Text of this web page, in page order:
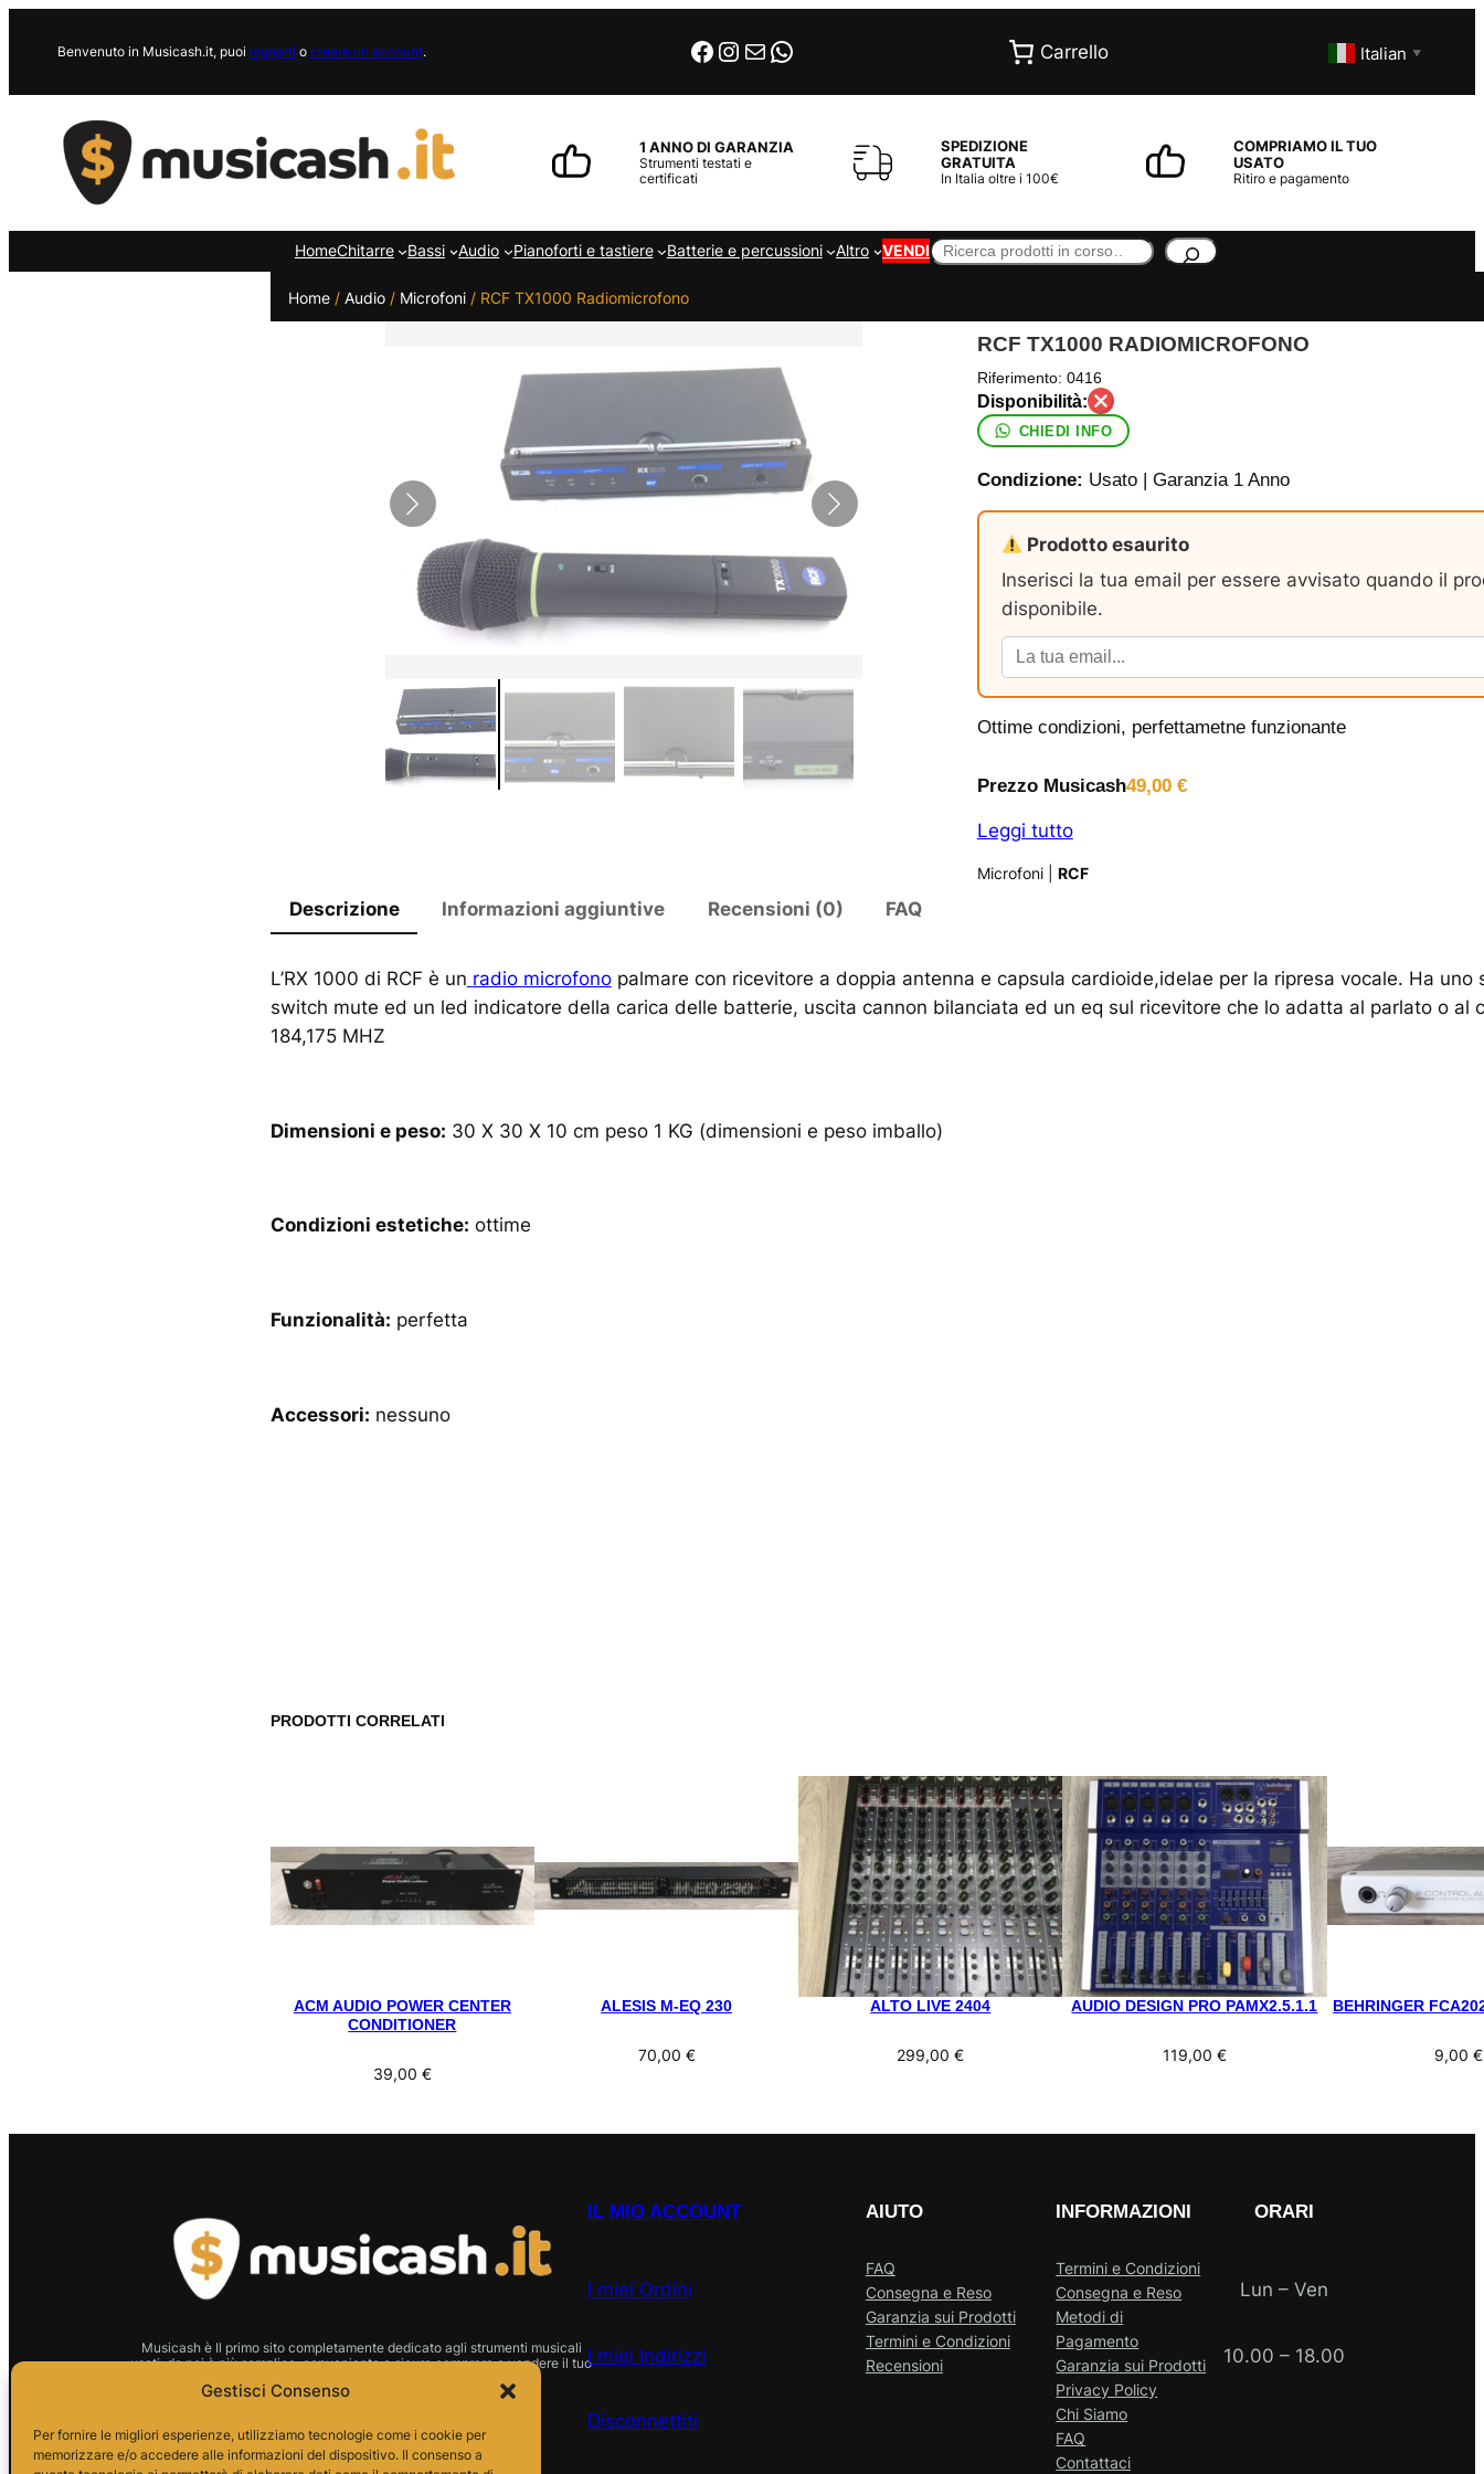
Gestisci Consenso
Per fornire le migliori esperienze, utilizziamo tecnologie come i cookie per
memorizzare e/o accedere alle informazioni del dispositivo. Il consenso a
Benvenuto in Musicash.it, puoi loggarti o creare un account. Facebook
Instagram
EmailWhatsApp Carrello Italian ▼
1 ANNO DI GARANZIA
Strumenti testati e
certificati
SPEDIZIONE
GRATUITA
In Italia oltre i 100€
COMPRIAMO IL TUO
USATO
Ritiro e pagamento
HomeChitarre Bassi Audio Pianoforti e tastiere Batterie e percussioni Altro VENDICerca
Home/ Audio/ Microfoni/ RCF TX1000 Radiomicrofono
RCF TX1000 RADIOMICROFONO
Riferimento: 0416
CHIEDI INFO
Condizione: Usato | Garanzia 1 Anno
Prodotto esaurito
Inserisci la tua email per essere avvisato quando il
disponibile.
Ottime condizioni, perfettametne funzionante
Prezzo Musicash49,00 €
Leggi tutto
Microfoni| RCF
Descrizione Informazioni aggiuntive Recensioni (0) FAQ
L’RX 1000 di RCF è un radio microfonopalmare con ricevitore a doppia antenna e capsula cardioide,idelae per la ripresa vocale. Ha uno
switch mute ed un led indicatore della carica delle batterie, uscita cannon bilanciata ed un eq sul ricevitore che lo adatta al parlato o al
184,175 MHZ
Dimensioni e peso: 30 X 30 X 10 cm peso 1 KG (dimensioni e peso imballo)
Condizioni estetiche: ottime
Funzionalità: perfetta
Accessori: nessuno
PRODOTTI CORRELATI
ACM AUDIO POWER CENTER
CONDITIONER
39,00 €
ALESIS M-EQ 230
70,00 €
ALTO LIVE 2404
299,00€
AUDIO DESIGN PRO PAMX2.5.1.1
119,00 €
BEHRINGER
9,00€
Musicash è Il primo sito completamente dedicato agli strumenti musicali
usati: da noi è più semplice, conveniente e sicuro comprare o vendere il tuo
P.I.01666210628 Indirizzo:
Via Alessandro da Telese, 7
IL MIO ACCOUNT
I miei Ordini
I miei Indirizzi
Disconnettiti
AIUTO
FAQ
Consegna e Reso
Garanzia sui Prodotti
Termini e Condizioni
Recensioni
INFORMAZIONI
Termini e Condizioni
Consegna e Reso
Metodi di
Pagamento
Garanzia sui Prodotti
Privacy Policy
Chi Siamo
FAQ
Contattaci
ORARI
Lun – Ven
10.00 – 18.00